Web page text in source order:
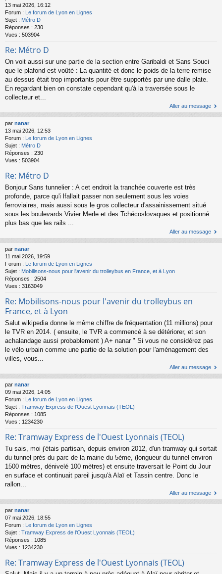
13 mai 2026, 16:12
Forum : Le forum de Lyon en Lignes
Sujet : Métro D
Réponses : 230
Vues : 503904
Re: Métro D
On voit aussi sur une partie de la section entre Garibaldi et Sans Souci
que le plafond est voûté : La quantité et donc le poids de la terre remise
au dessus était trop importants pour être supportés par une dalle plate.
En regardant bien on constate cependant qu'à la traversée sous le
collecteur et...
Aller au message
par nanar
13 mai 2026, 12:53
Forum :
Le forum de Lyon en Lignes
Sujet : Métro D
Réponses : 230
Vues : 503904
Re: Métro D
Bonjour Sans tunnelier : A cet endroit la tranchée couverte est très
profonde, parce qu'i lfallait passer non seulement sous les voies
ferroviaires, mais aussi sous le gros collecteur d'assainissement situé
sous les boulevards Vivier Merle et des Tchécoslovaques et positionné
plus bas que les rails ...
Aller au message
par nanar
11 mai 2026, 19:59
Forum : Le forum de Lyon en Lignes
Sujet : Mobilisons-nous pour l'avenir du trolleybus en France, et à Lyon
Réponses : 2504
Vues : 3163049
Re: Mobilisons-nous pour l'avenir du trolleybus en
France, et à Lyon
Salut wikipedia donne le même chiffre de fréquentation (11 millions) pour
le TVR en 2014. ( ensuite, le TVR a commencé à se détériorer, et son
achalandage aussi probablement ) A+ nanar " Si vous ne considérez pas
le vélo urbain comme une partie de la solution pour l'aménagement des
villes, vous...
Aller au message
par nanar
09 mai 2026, 14:05
Forum : Le forum de Lyon en Lignes
Sujet : Tramway Express de l'Ouest Lyonnais (TEOL)
Réponses : 1085
Vues : 1234230
Re: Tramway Express de l'Ouest Lyonnais (TEOL)
Tu sais, moi j'étais partisan, depuis environ 2012, d'un tramway qui sortait
du tunnel près du parc de la mairie du 5ème, (longueur du tunnel environ
1500 mètres, dénivelé 100 mètres) et ensuite traversait le Point du Jour
en surface et continuait pareil jusqu'à Alaï et Tassin centre. Donc le
rallon...
Aller au message
par nanar
07 mai 2026, 18:55
Forum : Le forum de Lyon en Lignes
Sujet : Tramway Express de l'Ouest Lyonnais (TEOL)
Réponses : 1085
Vues : 1234230
Re: Tramway Express de l'Ouest Lyonnais (TEOL)